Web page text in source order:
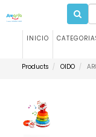
INICIO
Products OIDO